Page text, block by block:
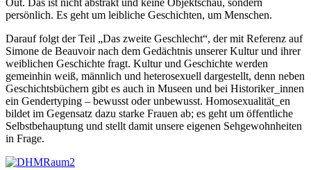
Out. Das ist nicht abstrakt und keine Objektschau, sondern
persönlich. Es geht um leibliche Geschichten, um Menschen.
Darauf folgt der Teil „Das zweite Geschlecht“, der mit Referenz auf
Simone de Beauvoir nach dem Gedächtnis unserer Kultur und ihrer
weiblichen Geschichte fragt. Kultur und Geschichte werden
gemeinhin weiß, männlich und heterosexuell dargestellt, denn neben
Geschichtsbüchern gibt es auch in Museen und bei Historiker_innen
ein Gendertyping – bewusst oder unbewusst. Homosexualität_en
bildet im Gegensatz dazu starke Frauen ab; es geht um öffentliche
Selbstbehauptung und stellt damit unsere eigenen Sehgewohnheiten
in Frage.